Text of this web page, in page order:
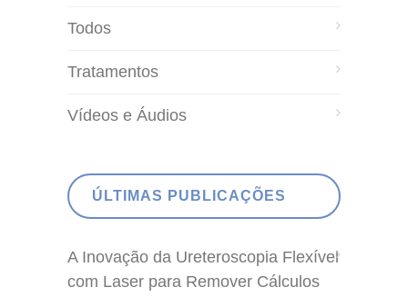
Todos
Tratamentos
Vídeos e Áudios
ÚLTIMAS PUBLICAÇÕES
A Inovação da Ureteroscopia Flexível
com Laser para Remover Cálculos